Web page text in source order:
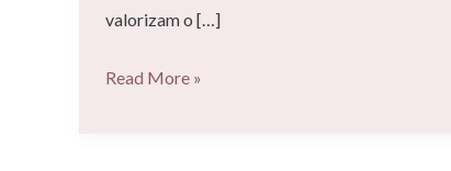
valorizam o […]
Dermatologia
Read More »